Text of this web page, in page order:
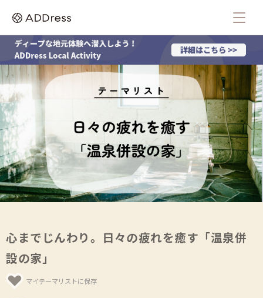
心までじんわり。日々の疲れを癒す「温泉併
設の家」
マイテーマリストに保存